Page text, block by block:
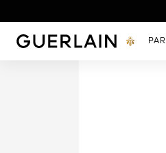
Guerlain - (Zurück